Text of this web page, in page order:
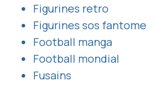
Figurines retro
Figurines sos fantome
Football manga
Football mondial
Fusains